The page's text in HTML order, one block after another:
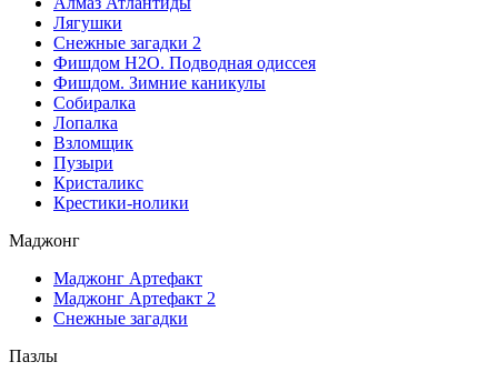
Лягушки
Снежные загадки 2
Фишдом H2O. Подводная одиссея
Фишдом. Зимние каникулы
Собиралка
Лопалка
Взломщик
Пузыри
Кристаликс
Крестики-нолики
Маджонг
Маджонг Артефакт
Маджонг Артефакт 2
Снежные загадки
Пазлы